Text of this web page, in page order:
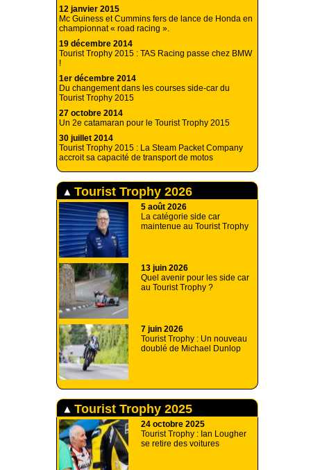
12 janvier 2015
Mc Guiness et Cummins fers de lance de Honda en
championnat « road racing ».
19 décembre 2014
Tourist Trophy 2015 : TAS Racing passe chez BMW
!
1er décembre 2014
Du changement dans les courses side-car du
Tourist Trophy 2015
27 octobre 2014
Un 2e catamaran pour le Tourist Trophy 2015
30 juillet 2014
Tourist Trophy 2015 : La Steam Packet Company
accroit sa capacité de transport de motos
Tourist Trophy 2026
5 août 2026
La catégorie side car
maintenue au Tourist Trophy
13 juin 2026
Quel avenir pour les side car
au Tourist Trophy ?
7 juin 2026
Tourist Trophy : Un nouveau
doublé de Michael Dunlop
Tourist Trophy 2025
24 octobre 2025
Tourist Trophy : Ian Lougher
se retire des voitures